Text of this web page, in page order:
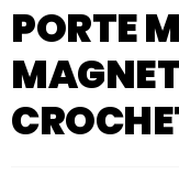
PORTE